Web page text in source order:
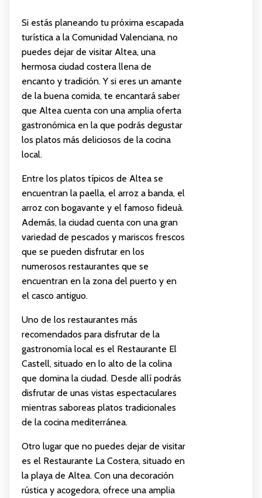
Si estás planeando tu próxima escapada
turística a la Comunidad Valenciana, no
puedes dejar de visitar Altea, una
hermosa ciudad costera llena de
encanto y tradición. Y si eres un amante
de la buena comida, te encantará saber
que Altea cuenta con una amplia oferta
gastronómica en la que podrás degustar
los platos más deliciosos de la cocina
local.
Entre los platos típicos de Altea se
encuentran la paella, el arroz a banda, el
arroz con bogavante y el famoso fideuà.
Además, la ciudad cuenta con una gran
variedad de pescados y mariscos frescos
que se pueden disfrutar en los
numerosos restaurantes que se
encuentran en la zona del puerto y en
el casco antiguo.
Uno de los restaurantes más
recomendados para disfrutar de la
gastronomía local es el Restaurante El
Castell, situado en lo alto de la colina
que domina la ciudad. Desde allí podrás
disfrutar de unas vistas espectaculares
mientras saboreas platos tradicionales
de la cocina mediterránea.
Otro lugar que no puedes dejar de visitar
es el Restaurante La Costera, situado en
la playa de Altea. Con una decoración
rústica y acogedora, ofrece una amplia